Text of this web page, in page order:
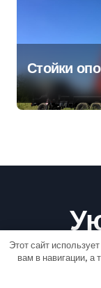
Стойки
Этот сайт
вам в навигации, а